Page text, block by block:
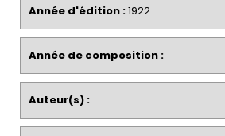
Année d'édition :1922
Année de composition :
Auteur(s) :